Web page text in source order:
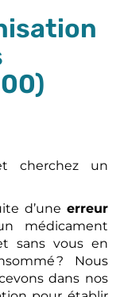
cherchez un
d’une erreur
médicament
sans vous en
? Nous
dans nos